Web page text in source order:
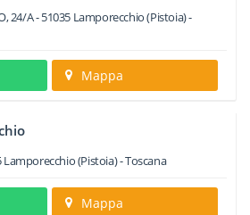
24/A-51035 Lamporecchio(Pistoia) -
Mappa
Lamporecchio(Pistoia) -Toscana
Mappa